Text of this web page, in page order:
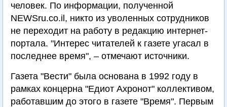
человек. По информации, полученной
NEWSru.co.il, никто из уволенных сотрудников
не переходит на работу в редакцию интернет-
портала. "Интерес читателей к газете угасал в
последнее время", – отмечают источники.
Газета "Вести" была основана в 1992 году в
рамках концерна "Едиот Ахронот" коллективом,
работавшим до этого в газете "Время". Первым